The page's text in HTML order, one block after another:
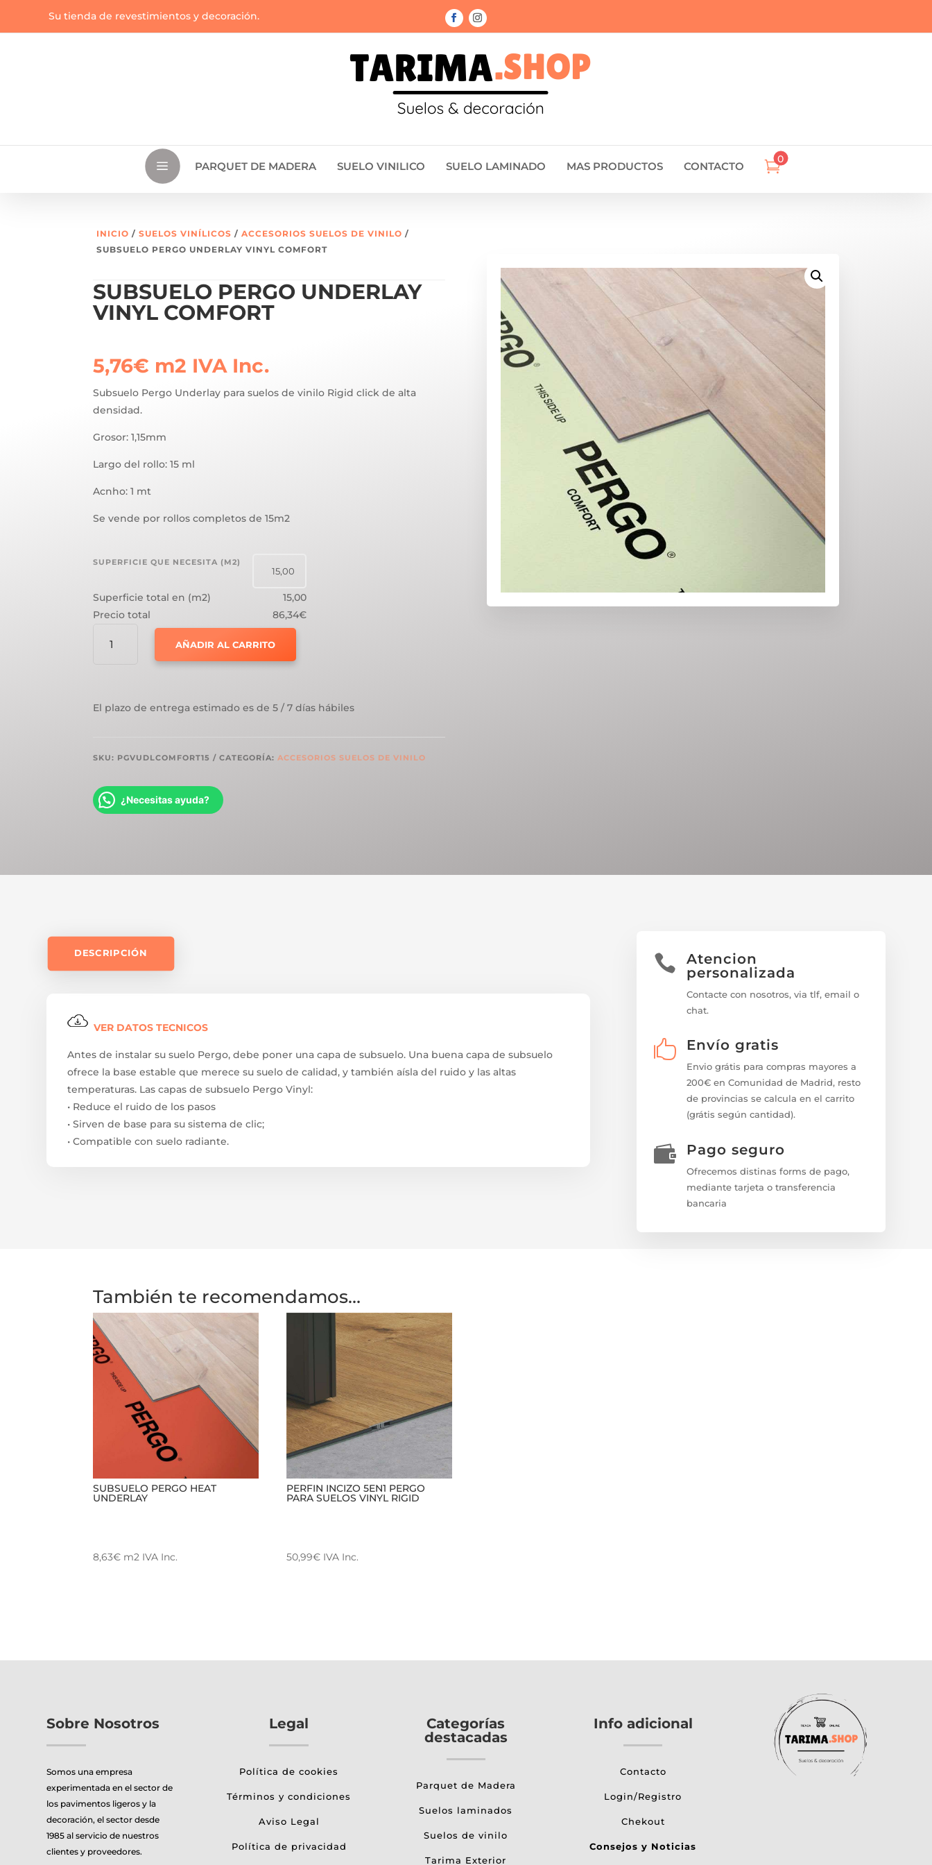
Su tienda de revestimientos y decoración.
a PARQUET DE MADERA SUELO VINILICO SUELO LAMINADO MAS PRODUCTOS CONTACTO 0
INICIO /SUELOS VINÍLICOS /ACCESORIOS SUELOS DE VINILO /
SUBSUELO PERGO UNDERLAY VINYL COMFORT
SUBSUELO PERGO UNDERLAY
VINYL COMFORT
5,76€ m2 IVA Inc.
Subsuelo Pergo Underlay para suelos de vinilo Rigid click de alta
densidad.
Grosor: 1,15mm
Largo del rollo: 15 ml
Acnho: 1 mt
Se vende por rollos completos de 15m2
SUPERFICIE QUE NECESITA (M2)
Superficie total en (m2)
15,00
Precio total
86,34€
PERGO
CANTIDAD
AÑADIR AL CARRITO
El plazo de entrega estimado es de 5 / 7 días hábiles
SKU: PGVUDLCOMFORT15 CATEGORÍA:ACCESORIOS SUELOS DE VINILO
¿Necesitas ayuda?
DESCRIPCIÓN
VER DATOS TECNICOS
Antes de instalar su suelo Pergo, debe poner una capa de subsuelo. Una buena capa de subsuelo
ofrece la base estable que merece su suelo de calidad, y también aísla del ruido y las altas
temperaturas. Las capas de subsuelo Pergo Vinyl:
• Reduce el ruido de los pasos
• Sirven de base para su sistema de clic;
• Compatible con suelo radiante.

Atencion
personalizada
Contacte con nosotros, via tlf, email o
chat.
 Envío gratis
Envio grátis para compras mayores a
200€ en Comunidad de Madrid, resto
de provincias se calcula en el carrito
(grátis según cantidad).
 Pago seguro
Ofrecemos distinas forms de pago,
mediante tarjeta o transferencia
bancaria
También te recomendamos…
SUBSUELO PERGO HEAT
UNDERLAY
8,63€ m2 IVA Inc.
PERFIN INCIZO 5EN1 PERGO
PARA SUELOS VINYL RIGID
50,99€ IVA Inc.
Sobre Nosotros
Somos una empresa
experimentada en el sector de
los pavimentos ligeros y la
decoración, el sector desde
1985 al servicio de nuestros
clientes y proveedores.
Legal
Política de cookies
Términos y condiciones
Aviso Legal
Política de privacidad
Categorías
destacadas
Parquet de Madera
Suelos laminados
Suelos de vinilo
Tarima Exterior
Info adicional
Contacto
Login/Registro
Chekout
Consejos y Noticias